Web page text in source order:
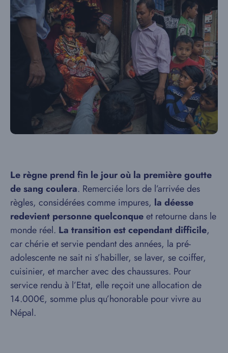
Le règne prend fin le jour où la première goutte
de sang coulera. Remerciée lors de l’arrivée des
règles, considérées comme impures, la déesse
redevient personne quelconqueet retourne dans le
monde réel. La transition est cependant difficile,
car chérie et servie pendant des années, la pré-
adolescente ne sait ni s’habiller, se laver, se coiffer,
cuisinier, et marcher avec des chaussures. Pour
service rendu à l’Etat, elle reçoit une allocation de
14.000€, somme plus qu’honorable pour vivre au
Népal.